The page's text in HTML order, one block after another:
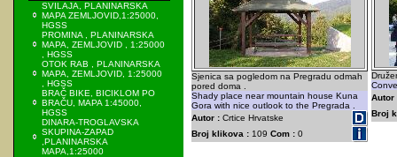
SVILAJA, PLANINARSKA
MAPA ZEMLJOVID,1:25000,
HGSS
PROMINA , PLANINARSKA
MAPA, ZEMLJOVID , 1:25000
, HGSS
OTOK RAB , PLANINARSKA
MAPA, ZEMLJOVID, 1:25000
, HGSS
BRAČ BIKE, BICIKLOM PO
BRAČU, MAPA 1:45000,
HGSS
DINARA-TROGLAVSKA
SKUPINA-ZAPAD
,PLANINARSKA
MAPA,1:25000
Sjenica sa pogledom na Pregradu odmah
pored doma .
Shady place near mountain house Kuna
Gora with nice outlook to the Pregrada .
Autor : Crtice Hrvatske
Broj klikova : 109 Com : 0
Autor
Broj